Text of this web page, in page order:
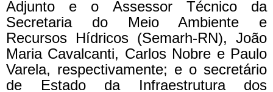
Adjunto e o Assessor Técnico da
Secretaria do Meio Ambiente e
Recursos Hídricos (Semarh-RN), João
Maria Cavalcanti, Carlos Nobre e Paulo
Varela, respectivamente; e o secretário
de Estado da Infraestrutura dos